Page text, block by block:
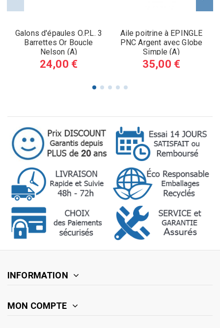
Galons d'épaules O.P.L. 3
Barrettes Or Boucle
Nelson (A)
24,00 €
Aile poitrine à EPINGLE
PNC Argent avec Globe
Simple (A)
35,00 €
INFORMATION
MON COMPTE